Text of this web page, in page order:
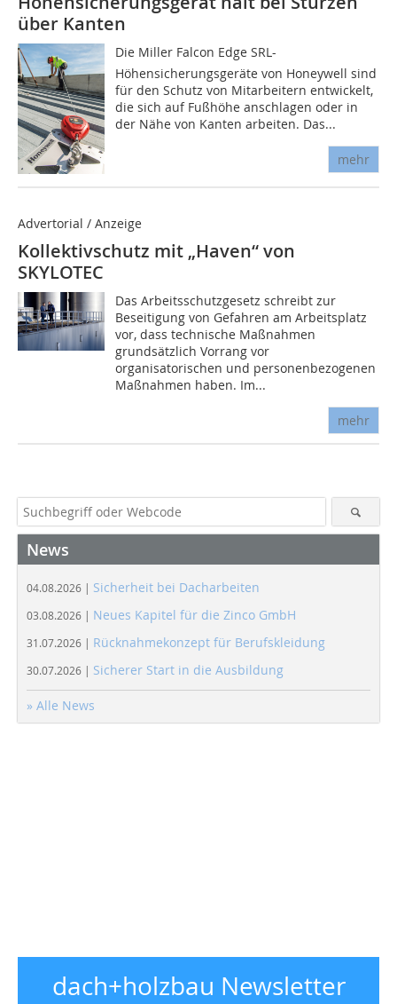
über Kanten
Die Miller Falcon Edge SRL-
Höhensicherungsgeräte von Honeywell sind
für den Schutz von Mitarbeitern entwickelt,
die sich auf Fußhöhe anschlagen oder in
der Nähe von Kanten arbeiten. Das...
mehr
Advertorial / Anzeige
Kollektivschutz mit „Haven“ von
SKYLOTEC
Das Arbeitsschutzgesetz schreibt zur
Beseitigung von Gefahren am Arbeitsplatz
vor, dass technische Maßnahmen
grundsätzlich Vorrang vor
organisatorischen und personenbezogenen
Maßnahmen haben. Im...
mehr
News
04.08.2026 | Sicherheit bei Dacharbeiten
03.08.2026 | Neues Kapitel für die Zinco GmbH
31.07.2026 | Rücknahmekonzept für Berufskleidung
30.07.2026 | Sicherer Start in die Ausbildung
» Alle News
dach+holzbau Newsletter